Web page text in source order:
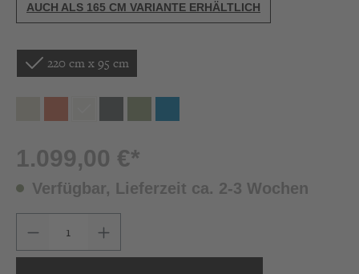
AUCH ALS 165 CM VARIANTE ERHÄLTLICH
220 cm x 95 cm
1.099,00 €*
Verfügbar, Lieferzeit ca. 2-3 Wochen
Produkt Anzahl: Gib den gewünschten Wert